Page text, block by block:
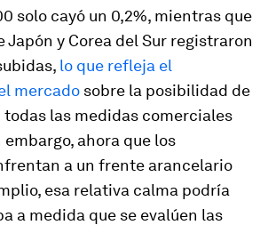
solo cayó un 0,2%, mientras que
Japón y Corea del Sur registraron
lo que refleja el
mercado sobre la posibilidad de
todas las medidas comerciales
ahora que los
a un frente arancelario
esa relativa calma podría
a medida que se evalúen las